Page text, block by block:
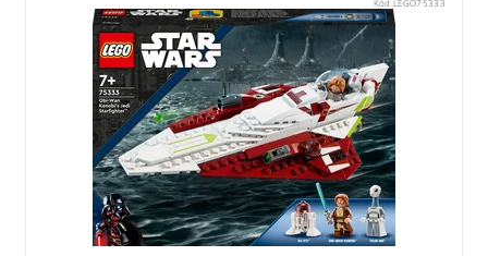
Kód:LEGO75333